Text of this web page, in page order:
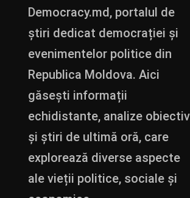
Democracy.md, portalul de
știri dedicat democrației și
evenimentelor politice din
Republica Moldova. Aici
găsești informații
echidistante, analize
și știri de ultimă oră, care
explorează diverse aspecte
ale vieții politice, sociale și